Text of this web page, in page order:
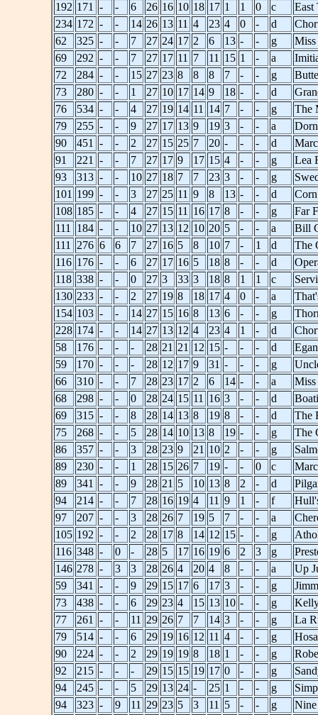
192 171 - - 6 26 16 10 18 17 1 1 0 c
East
234 172 - - 14 26 13 11 4 23 4 0 - d
62
325 - - 7 27 24 17 2 6 13 - - g
Miss
69
292 - - 7 27 17 11 7 11 15 1 - a
72
284 - - 15 27 23 8 8 8 7 - - g
73
280 - - 1 27 10 17 14 9 18 - - d
76
534 - - 4 27 19 14 11 14 7 - - g
The
79
255 - - 9 27 17 13 9 19 3 - - a
90
451 - - 2 27 15 25 7 20 - - - d
91
221 - - 7 27 17 9 17 15 4 - - g
Lea
93
313 - - 10 27 18 7 7 23 3 - - g
101 199 - - 3 27 25 11 9 8 13 - - d
108 185 - - 4 27 15 11 16 17 8 - - g
Far
111
184 - - 10 27 13 12 10 20 5 - - a
Bill
111
276 6 6 7 27 16 5 8 10 7 - 1 d
The
116 176 - - 6 27 17 16 5 18 8 - - d
118 338 - - 0 27 3 33 3 18 8 1 1 c
130 233 - - 2 27 19 8 18 17 4 0 - a
154 103 - - 14 27 15 16 8 13 6 - - g
228 174 - - 14 27 13 12 4 23 4 1 - d
58
176 - - - 28 21 21 12 15 - - - d
59
170 - - - 28 12 17 9 31 - - - g
66
310 - - 7 28 23 17 2 6 14 - - a
Miss
68
298 - - 0 28 24 15 11 16 3 - - d
69
315 - - 8 28 14 13 8 19 8 - - d
The
75
268 - - 5 28 14 10 13 8 19 - - g
The
86
357 - - 3 28 23 9 21 10 2 - - g
89
230 - - 1 28 15 26 7 19 - - 0 c
89
341 - - 9 28 21 5 10 13 8 2 - d
94
214 - - 7 28 16 19 4 11 9 1 - f
97
207 - - 3 28 26 7 19 5 7 - - a
105 192 - - 2 28 17 8 14 12 15 - - g
116 348 - 0 - 28 5 17 16 19 6 2 3 g
146 278 - 3 3 28 26 4 20 4 8 - - a
Up
59
341 - - 9 29 15 17 6 17 3 - - g
73
438 - - 6 29 23 4 15 13 10 - - g
77
261 - - 11 29 26 7 7 14 3 - - g
La
79
514 - - 6 29 19 16 12 11 4 - - g
90
224 - - 2 29 19 19 8 18 1 - - g
92
215 - - - 29 15 15 19 17 0 - - g
94
245 - - 5 29 13 24 - 25 1 - - g
94
323 - 9 11 29 23 5 3 11 5 - - g